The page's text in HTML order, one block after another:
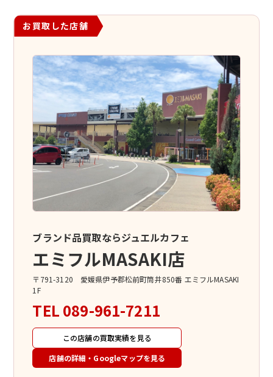
お買取した店舗
ブランド品買取ならジュエルカフェ
エミフルMASAKI店
〒791-3120 愛媛県伊予郡松前町筒井850番 エミフルMASAKI
1F
TEL 089-961-7211
この店舗の買取実績を見る
店舗の詳細・Googleマップを見る